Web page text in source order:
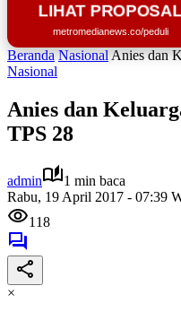
LIHAT PROPOSAL
metromedianews.co/peduli
Beranda NasionalAnies dan
Nasional
Anies dan
TPS 28
admin
1 min baca
Rabu, 19 April 2017 - 07:39
118
×